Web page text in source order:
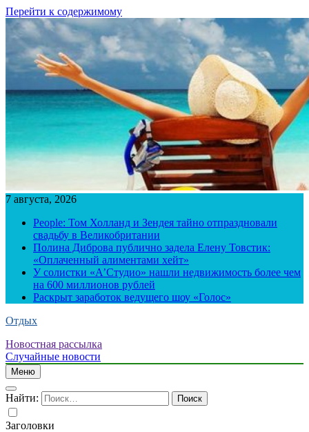
Перейти к содержимому
7 августа, 2026
People: Том Холланд и Зендея тайно отпраздновали
свадьбу в Великобритании
Полина Диброва публично задела Елену Товстик:
«Оплаченный алиментами хейт»
У солистки «А’Студио» нашли недвижимость более чем
на 600 миллионов рублей
Раскрыт заработок ведущего шоу «Голос»
Отдых
Новостная рассылка
Случайные новости
Меню
Найти:
Заголовки